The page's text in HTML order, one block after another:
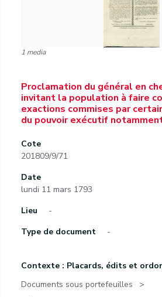
1 media
Proclamation du général en
invitant la population à faire
exactions commises par
du pouvoir exécutif
Cote
201809/9/71
Date
lundi 11 mars 1793
Lieu
-
Type de document
-
Contexte : Placards, édits et
Documents sous portefeuilles